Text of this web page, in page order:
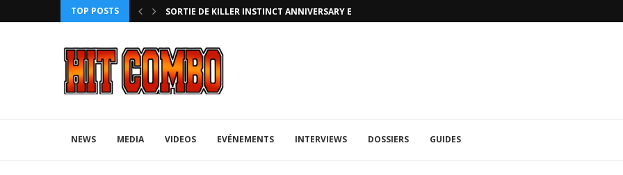
TOP POSTS
AVEC ROLLBACK... SORTIE DE KILLER INSTINCT ANNIVERSARY EDITION
NEWS MEDIA VIDEOS EVÉNEMENTS INTERVIEWS DOSSIERS GUIDES